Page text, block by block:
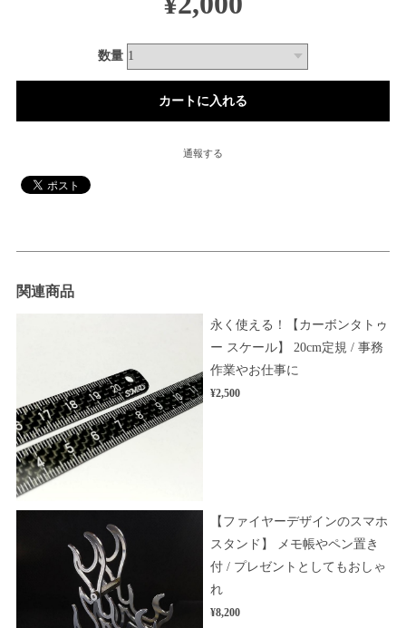
数量
通報する
関連商品
永く使える！【カーボンタトゥ
ー スケール】 20cm定規 / 事務
作業やお仕事に
¥2,500
【ファイヤーデザインのスマホ
スタンド】 メモ帳やペン置き
付 / プレゼントとしてもおしゃ
れ
¥8,200